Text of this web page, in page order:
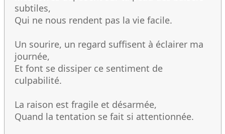
subtiles,
Qui ne nous rendent pas la vie facile.
Un sourire, un regard suffisent à éclairer ma
journée,
Et font se dissiper ce sentiment de
culpabilité.
La raison est fragile et désarmée,
Quand la tentation se fait si attentionnée.